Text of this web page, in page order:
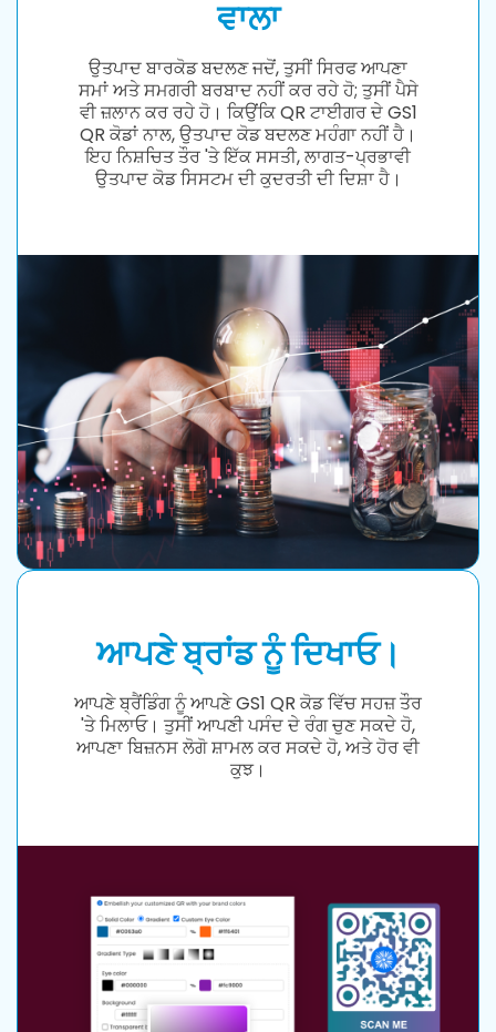
ਵਾਲਾ
ਉਤਪਾਦ ਬਾਰਕੋਡ ਬਦਲਣ ਜਦੋਂ, ਤੁਸੀਂ ਸਿਰਫ ਆਪਣਾ
ਸਮਾਂ ਅਤੇ ਸਮਗਰੀ ਬਰਬਾਦ ਨਹੀਂ ਕਰ ਰਹੇ ਹੋ; ਤੁਸੀਂ ਪੈਸੇ
ਵੀ ਜ਼ਲਾਨ ਕਰ ਰਹੇ ਹੋ। ਕਿਉਂਕਿ QR ਟਾਈਗਰ ਦੇ GS1
QR ਕੋਡਾਂ ਨਾਲ, ਉਤਪਾਦ ਕੋਡ ਬਦਲਣ ਮਹੰਗਾ ਨਹੀਂ ਹੈ।
ਇਹ ਨਿਸ਼ਚਿਤ ਤੌਰ 'ਤੇ ਇੱਕ ਸਸਤੀ, ਲਾਗਤ-ਪ੍ਰਭਾਵੀ
ਉਤਪਾਦ ਕੋਡ ਸਿਸਟਮ ਦੀ ਕੁਦਰਤੀ ਦੀ ਦਿਸ਼ਾ ਹੈ।
ਆਪਣੇ ਬ੍ਰਾਂਡ ਨੂੰ ਦਿਖਾਓ।
ਆਪਣੇ ਬ੍ਰੈਂਡਿੰਗ ਨੂੰ ਆਪਣੇ GS1 QR ਕੋਡ ਵਿੱਚ ਸਹਜ਼ ਤੌਰ
'ਤੇ ਮਿਲਾਓ। ਤੁਸੀਂ ਆਪਣੀ ਪਸੰਦ ਦੇ ਰੰਗ ਚੁਣ ਸਕਦੇ ਹੋ,
ਆਪਣਾ ਬਿਜ਼ਨਸ ਲੋਗੋ ਸ਼ਾਮਲ ਕਰ ਸਕਦੇ ਹੋ, ਅਤੇ ਹੋਰ ਵੀ
ਕੁਝ।